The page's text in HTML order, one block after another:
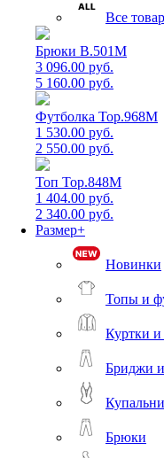
Все
Брюки B.501M
3 096.00 руб.
5 160.00 руб.
Футболка Top.968M
1 530.00 руб.
2 550.00 руб.
Топ Top.848M
1 404.00 руб.
2 340.00 руб.
Размер+
Новинки
Топы и
Куртки и
Бриджи
Брюки